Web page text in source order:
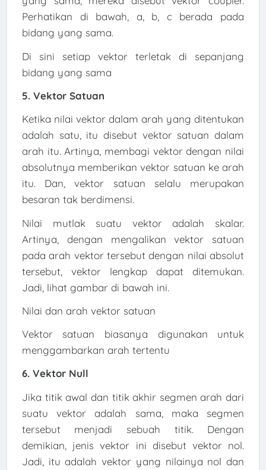
Perhatikan di bawah, a, b, c berada pada
bidang yang sama.
Di sini setiap vektor terletak di sepanjang
bidang yang sama
5. Vektor Satuan
Ketika nilai vektor dalam arah yang ditentukan
adalah satu, itu disebut vektor satuan dalam
arah itu. Artinya, membagi vektor dengan nilai
absolutnya memberikan vektor satuan ke arah
itu. Dan, vektor satuan selalu merupakan
besaran tak berdimensi.
Nilai mutlak suatu vektor adalah skalar.
Artinya, dengan mengalikan vektor satuan
pada arah vektor tersebut dengan nilai absolut
tersebut, vektor lengkap dapat ditemukan.
Jadi, lihat gambar di bawah ini.
Nilai dan arah vektor satuan
Vektor satuan biasanya digunakan untuk
menggambarkan arah tertentu
6. Vektor Null
Jika titik awal dan titik akhir segmen arah dari
suatu vektor adalah sama, maka segmen
tersebut menjadi sebuah titik. Dengan
demikian, jenis vektor ini disebut vektor nol.
Jadi, itu adalah vektor yang nilainya nol dan